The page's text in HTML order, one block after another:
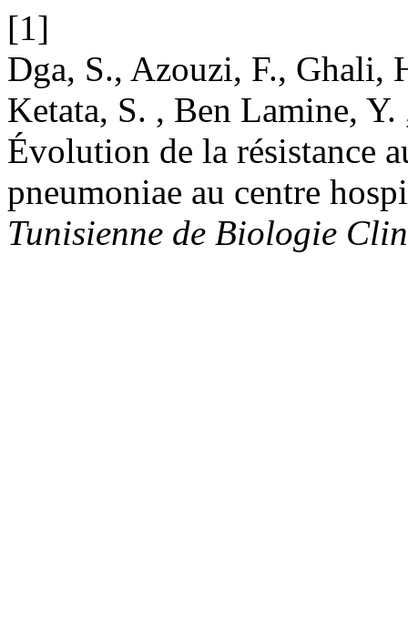
[1]
Dga, S., Azouzi, F., Ghali,
Ketata, S. , Ben Lamine,
Évolution de la résistance
pneumoniae au centre
Tunisienne de Biologie